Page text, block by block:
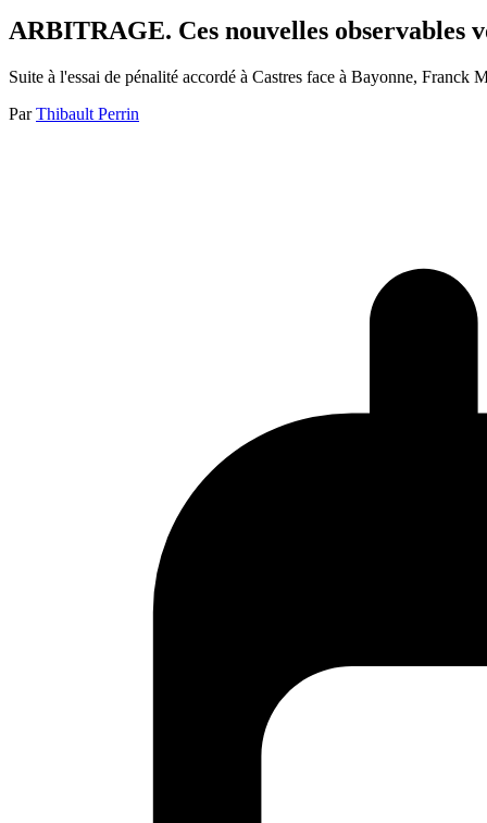
ARBITRAGE. Ces nouvelles observables
Suite à l'essai de pénalité accordé à Castres face à Bayonne,
Par Thibault Perrin